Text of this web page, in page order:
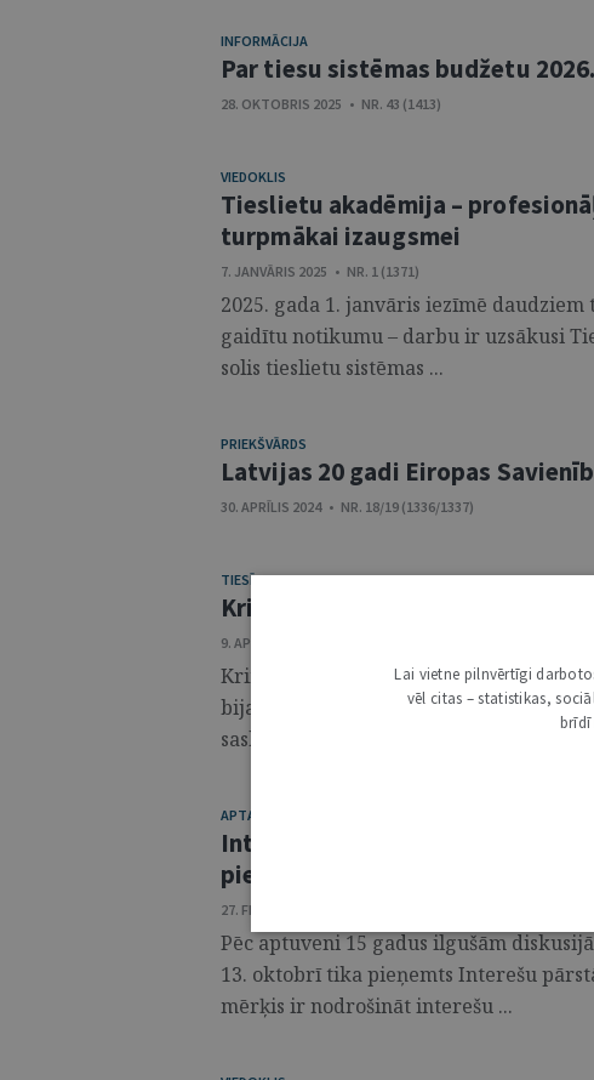
INFORMĀCIJA
Par tiesu sistēmas budžetu
28. OKTOBRIS 2025 • NR. 43 (1413)
VIEDOKLIS
Tieslietu akadēmija –
turpmākai izaugsmei
7. JANVĀRIS 2025 • NR. 1 (1371)
2025. gada 1. janvāris iezīmē
gaidītu notikumu – darbu ir uzsākusi
solis tieslietu sistēmas ...
PRIEKŠVĀRDS
Latvijas 20 gadi Eiropas
30. APRĪLIS 2024 • NR. 18/19 (1336/1337)
TIESĪBU POLITIKA
Krimināllikums kā sabiedrības
9. APRĪLIS 2024 • NR. 15 (1333)
Krimināltiesības ir viena no senākajām
bija būtiski nodrošināt sabiedrisko
saskarsmi, kas izpaudās kā personas
APTAUJA
Interešu pārstāvības atklātības
piemērot?
27. FEBRUĀRIS 2024 • NR. 9 (1327)
Pēc aptuveni 15 gadus ilgušām
13. oktobrī tika pieņemts Interešu
mērķis ir nodrošināt interešu ...
Lai vietne pilnvērtīgi
vēl citas – statistikas,
brīdī